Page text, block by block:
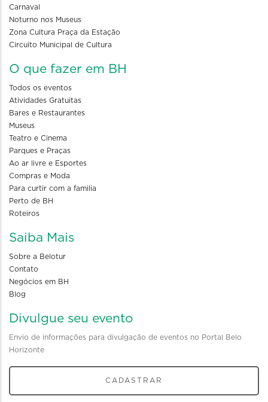
Carnaval
Noturno nos Museus
Zona Cultura Praça da Estação
Circuito Municipal de Cultura
O que fazer em BH
Todos os eventos
Atividades Gratuitas
Bares e Restaurantes
Museus
Teatro e Cinema
Parques e Praças
Ao ar livre e Esportes
Compras e Moda
Para curtir com a familia
Perto de BH
Roteiros
Saiba Mais
Sobre a Belotur
Contato
Negócios em BH
Blog
Divulgue seu evento
Envio de informações para divulgação de eventos no Portal Belo
Horizonte
CADASTRAR